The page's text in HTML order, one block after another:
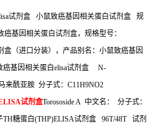
试剂盒 小鼠致癌基因相关蛋白试剂盒
规
癌基因相关蛋白试剂盒，规格型号：
盒（进口分装），产品别名：小鼠致癌基因
基因相关蛋白elisa试剂盒 N-
来酰亚胺 分子式： C11H9NO2
试剂盒Torososide A 中文名：
分子式：
TH糖蛋白(THP)ELISA试剂盒 96T/48T 试剂